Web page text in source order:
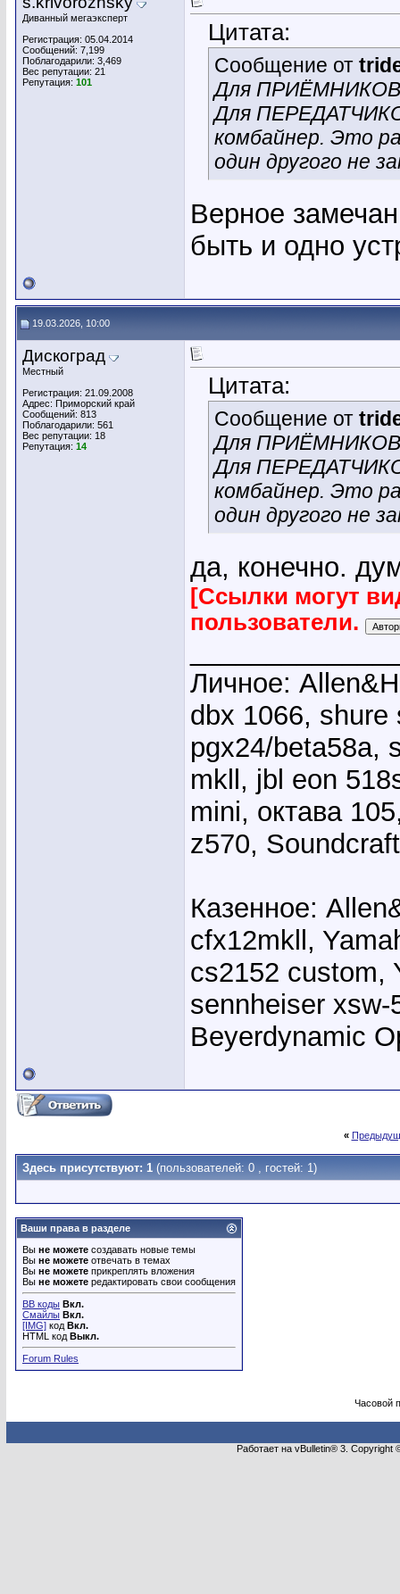
Диванный мегаэксперт
Регистрация: 05.04.2014
Сообщений: 7,199
Поблагодарили: 3,469
Вес репутации: 21
Репутация: 101
Цитата:
Сообщение от
Для ПРИЁМНИКОВ
Для
комбайнер. Это
один другого не
Верное
быть и одно
19.03.2026, 10:00
Дискоград
Местный
Регистрация: 21.09.2008
Адрес: Приморский край
Сообщений: 813
Поблагодарили: 561
Вес репутации: 18
Репутация: 14
Цитата:
Сообщение от
Для ПРИЁМНИКОВ
Для
комбайнер. Это
один другого не
да, конечно.
[Ссылки могут
пользователи.
Личное:
dbx 1066,
pgx24/beta58a,
mkll, jbl eon
mini, октава
z570,
Казенное:
cfx12mkll,
cs2152 custom,
sennheiser
Beyerdynamic
«
Здесь присутствуют: 1 (пользователей: 0 , гостей: 1)
Ваши права в разделе
Вы не можете создавать новые темы
Вы не можете отвечать в темах
Вы не можете прикреплять вложения
Вы не можете редактировать свои сообщения
BB коды Вкл.
Смайлы Вкл.
[IMG] код Вкл.
HTML код Выкл.
Forum Rules
Часовой
Работает на vBulletin® 3.